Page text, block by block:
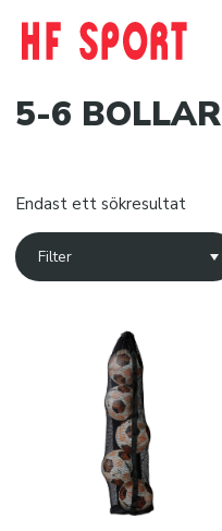
SÖK
Butik
Snabborder
Varumärken
Kataloger
5-6 BOLLAR
Endast ett sökresultat
Filter